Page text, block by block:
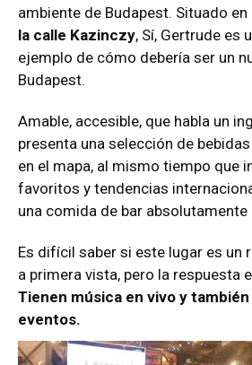
ambiente de Budapest. Situado
la calle Kazinczy, Sí, Gertrude es
ejemplo de cómo debería ser un
Budapest.
Amable, accesible, que habla un
presenta una selección de
en el mapa, al mismo tiempo que
favoritos y tendencias
una comida de bar absolutamente
Es difícil saber si este lugar es un
a primera vista, pero la respuesta
Tienen música en vivo y
eventos.